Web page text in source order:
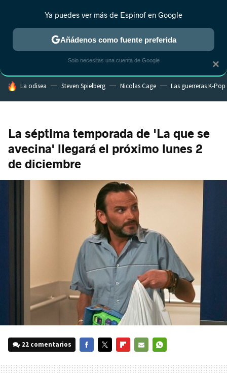
MENÚ NUEVO
ESTRENOS REALITY ANIME RANKINGS CINE
HOY SE HABLA DE
La odisea Steven Spielberg Nicolas Cage Las guerreras K-Pop
La séptima temporada de 'La que se
avecina' llegará el próximo lunes 2
de diciembre
22 comentarios
×
Ya puedes ver más de Espinof en Google
Añádenos como fuente preferida
Solo necesitas una cuenta de Google